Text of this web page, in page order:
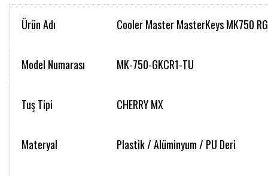
Ürün Adı Cooler Master MasterKeys MK750
Model Numarası MK-750-GKCR1-TU
Tuş Tipi CHERRY MX
Materyal Plastik / Alüminyum / PU Deri